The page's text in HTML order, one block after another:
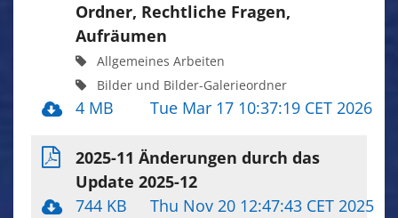
Ordner, Rechtliche Fragen,
Aufräumen
Allgemeines Arbeiten
Bilder und Bilder-Galerieordner
4 MB Tue Mar 17 10:37:19 CET 2026
2025-11 Änderungen durch das
Update 2025-12
744 KB
Thu Nov 20 12:47:43 CET 2025